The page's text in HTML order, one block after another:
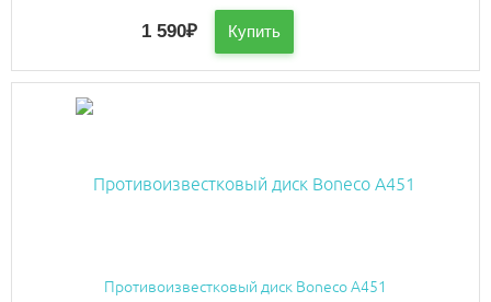
1 590₽ Купить
Противоизвестковый диск Boneco A451